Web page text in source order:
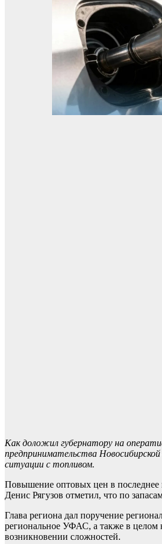
Как доложил губернатору на
предпринимательства
ситуации с топливом.
Повышение оптовых цен в последнее
Денис Рягузов отметил, что по
Глава региона дал поручение
региональное УФАС, а также в целом
возникновении сложностей.